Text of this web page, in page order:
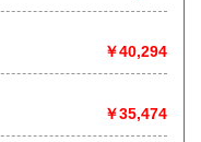
￥40,294
￥35,474